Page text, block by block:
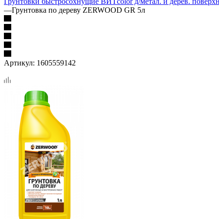
—Грунтовка по дереву ZERWOOD GR 5л
Артикул: 1605559142